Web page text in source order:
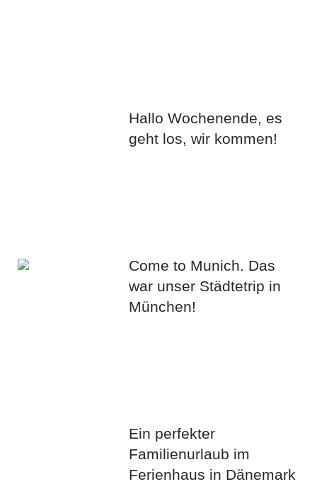
Hallo Wochenende, es
geht los, wir kommen!
Come to Munich. Das
war unser Städtetrip in
München!
Ein perfekter
Familienurlaub im
Ferienhaus in Dänemark